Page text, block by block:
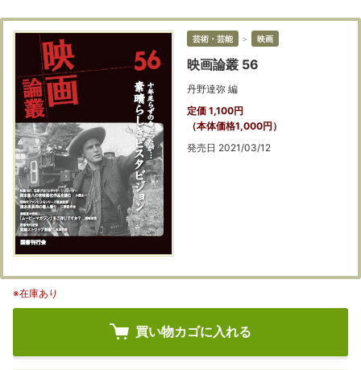
芸術・芸能 ＞ 映画
映画論叢 56
丹野達弥 編
定価 1,100円
（本体価格1,000円）
発売日 2021/03/12
※在庫あり
買い物カゴに入れる